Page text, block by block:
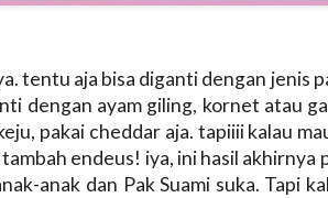
tentu aja bisa diganti dengan jenis
dengan ayam giling, kornet atau
pakai cheddar aja. tapiiii kalau
endeus! iya, ini hasil akhirnya
anak dan Pak Suami suka. Tapi